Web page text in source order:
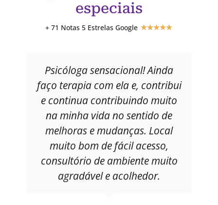
especiais
+ 71 Notas 5 Estrelas Google ★★★★★
Psicóloga sensacional! Ainda
faço terapia com ela e, contribui
e continua contribuindo muito
na minha vida no sentido de
melhoras e mudanças. Local
muito bom de fácil acesso,
consultório de ambiente muito
agradável e acolhedor.